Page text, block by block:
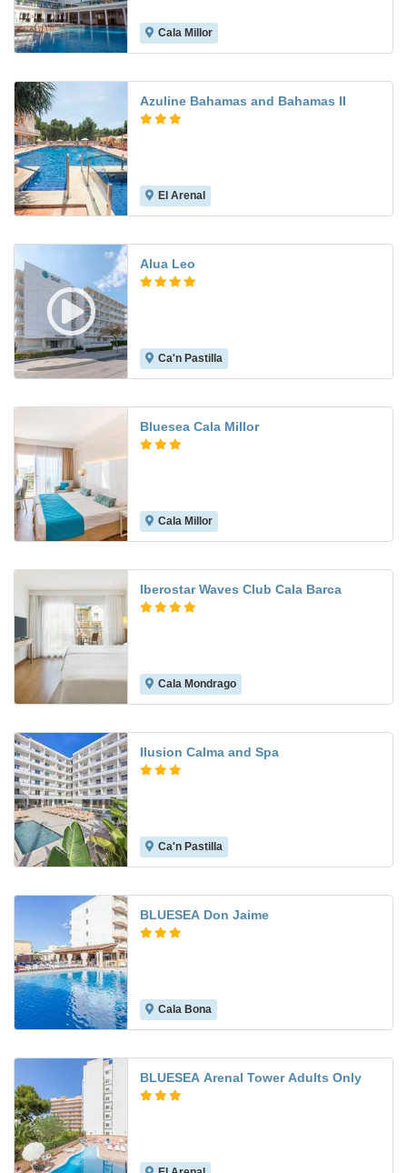
Cala Millor
Azuline Bahamas and Bahamas II
El Arenal
Alua Leo
Ca'n Pastilla
Bluesea Cala Millor
Cala Millor
Iberostar Waves Club Cala Barca
Cala Mondrago
Ilusion Calma and Spa
Ca'n Pastilla
BLUESEA Don Jaime
Cala Bona
BLUESEA Arenal Tower Adults Only